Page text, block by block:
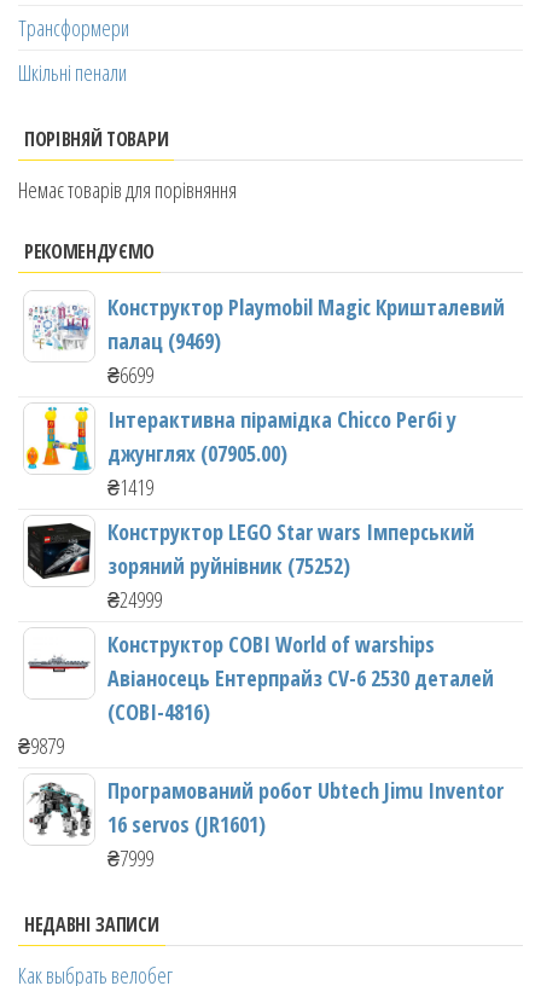
Трансформери
Шкільні пенали
ПОРІВНЯЙ ТОВАРИ
Немає товарів для порівняння
РЕКОМЕНДУЄМО
Конструктор Playmobil Magic Кришталевий
палац (9469)
₴6699
Інтерактивна пірамідка Chicco Регбі у
джунглях (07905.00)
₴1419
Конструктор LEGO Star wars Імперський
зоряний руйнівник (75252)
₴24999
Конструктор COBI World of warships
Авіаносець Ентерпрайз CV-6 2530 деталей
(COBI-4816)
₴9879
Програмований робот Ubtech Jimu Inventor
16 servos (JR1601)
₴7999
НЕДАВНІ ЗАПИСИ
Как выбрать велобег